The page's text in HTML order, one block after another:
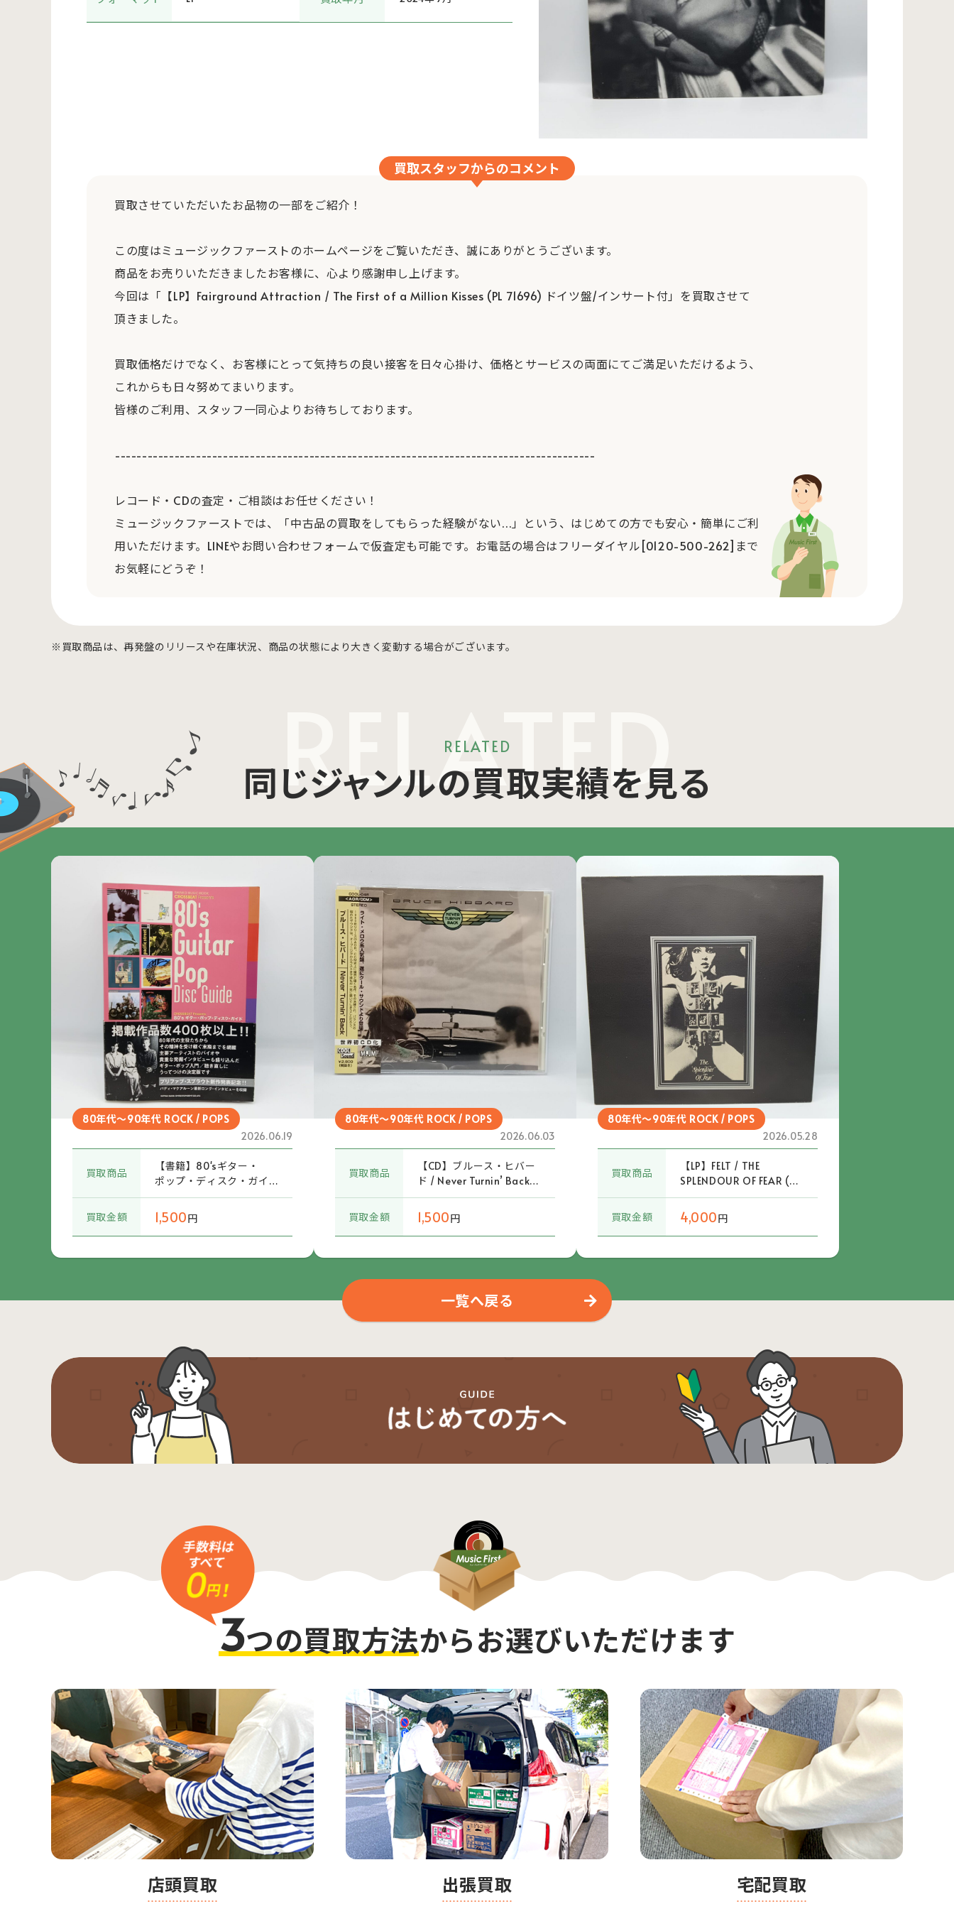
買取スタッフからのコメント
買取させていただいたお品物の一部をご紹介！
この度はミュージックファーストのホームページをご覧いただき、誠にありがとうございます。
商品をお売りいただきましたお客様に、心より感謝申し上げます。
今回は「【LP】Fairground Attraction / The First of a Million Kisses (PL 71696) ドイツ盤/インサート付」を買取させて
頂きました。
買取価格だけでなく、お客様にとって気持ちの良い接客を日々心掛け、価格とサービスの両面にてご満足いただけるよう、
これからも日々努めてまいります。
皆様のご利用、スタッフ一同心よりお待ちしております。
-----------------------------------------------------------------------------------------
レコード・CDの査定・ご相談はお任せください！
ミュージックファーストでは、「中古品の買取をしてもらった経験がない…」という、はじめての方でも安心・簡単にご利
用いただけます。LINEやお問い合わせフォームで仮査定も可能です。お電話の場合はフリーダイヤル[0120-500-262]まで
お気軽にどうぞ！
※買取商品は、再発盤のリリースや在庫状況、商品の状態により大きく変動する場合がございます。
RELATED
RELATED
同じジャンルの買取実績を見る
80年代～90年代 ROCK / POPS
2026.06.19
買取商品
【書籍】80'sギター・
ポップ・ディスク・ガイ
ド (ISBN9784401639175)
帯付
買取金額 1,500円
80年代～90年代 ROCK / POPS
2026.06.03
買取商品
【CD】ブルース・ヒバー
ド / Never Turnin’ Back
(COOL-046) 帯付
買取金額
1,500円
80年代～90年代 ROCK / POPS
2026.05.28
買取商品
【LP】FELT / THE
SPLENDOUR OF FEAR (M
RED 57)
買取金額
4,000円
一覧へ戻る
3つの買取方法からお選びいただけます
店頭買取 出張買取 宅配買取